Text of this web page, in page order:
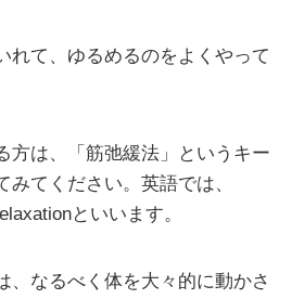
れて、ゆるめるのをよくやって
方は、「筋弛緩法」というキー
みてください。英語では、
といいます。
、なるべく体を大々的に動かさ